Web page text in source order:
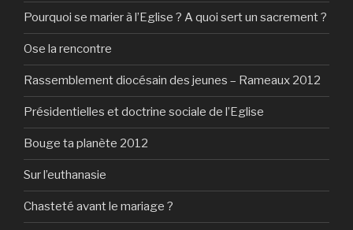
Pourquoi se marier à l’Eglise ? A quoi sert un sacrement ?
Ose la rencontre
Rassemblement diocésain des jeunes – Rameaux 2012
Présidentielles et doctrine sociale de l’Eglise
Bouge ta planète 2012
Sur l’euthanasie
Chasteté avant le mariage ?